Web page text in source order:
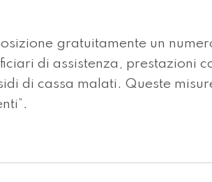
gratuitamente un
di assistenza, prestazioni
di cassa malati. Queste